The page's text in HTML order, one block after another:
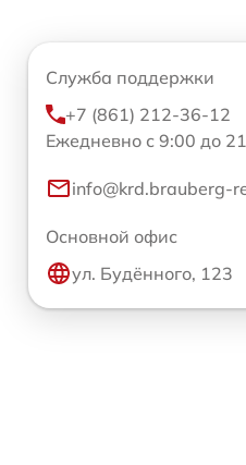
Служба поддержки
+7 (861) 212-36-12
Ежедневно с 9:00 до
info@krd.brauberg-
Основной офис
ул. Будённого, 123